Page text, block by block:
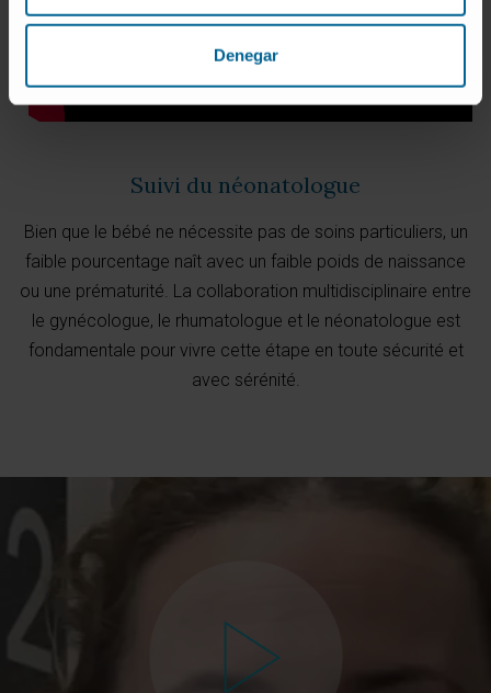
Denegar
Suivi du néonatologue
Bien que le bébé ne nécessite pas de soins particuliers, un
faible pourcentage naît avec un faible poids de naissance
ou une prématurité. La collaboration multidisciplinaire entre
le gynécologue, le rhumatologue et le néonatologue est
fondamentale pour vivre cette étape en toute sécurité et
avec sérénité.